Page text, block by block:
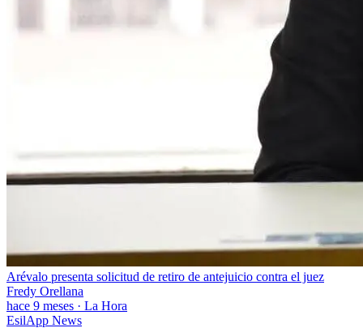
Arévalo presenta solicitud de retiro de antejuicio contra el juez
Fredy Orellana
hace 9 meses · La Hora
EsilApp News